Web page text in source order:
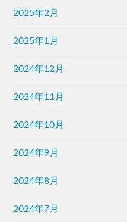
2025年2月
2025年1月
2024年12月
2024年11月
2024年10月
2024年9月
2024年8月
2024年7月